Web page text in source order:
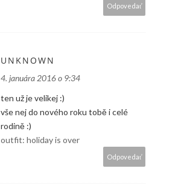
Odpovedať
UNKNOWN
4. januára 2016 o 9:34
ten už je velikej :)
vše nej do nového roku tobě i celé
rodině :)
outfit: holiday is over
Odpovedať